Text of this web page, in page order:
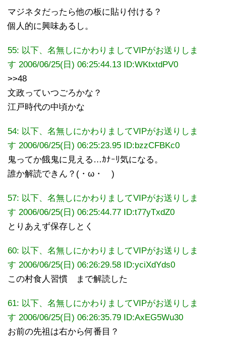
マジネタだったら他の板に貼り付ける？
個人的に興味あるし。
55: 以下、名無しにかわりましてVIPがお送りしま
す 2006/06/25(日) 06:25:44.13 ID:WKtxtdPV0
>>48
文政っていつごろかな？
江戸時代の中頃かな
54: 以下、名無しにかわりましてVIPがお送りしま
す 2006/06/25(日) 06:25:23.95 ID:bzzCFBKc0
鬼ってか餓鬼に見える…ｶﾅｰﾘ気になる。
誰か解読できん？(・ω・ )
57: 以下、名無しにかわりましてVIPがお送りしま
す 2006/06/25(日) 06:25:44.77 ID:t77yTxdZ0
とりあえず保存しとく
60: 以下、名無しにかわりましてVIPがお送りしま
す 2006/06/25(日) 06:26:29.58 ID:yciXdYds0
この村食人習慣 まで解読した
61: 以下、名無しにかわりましてVIPがお送りしま
す 2006/06/25(日) 06:26:35.79 ID:AxEG5Wu30
お前の先祖は右から何番目？